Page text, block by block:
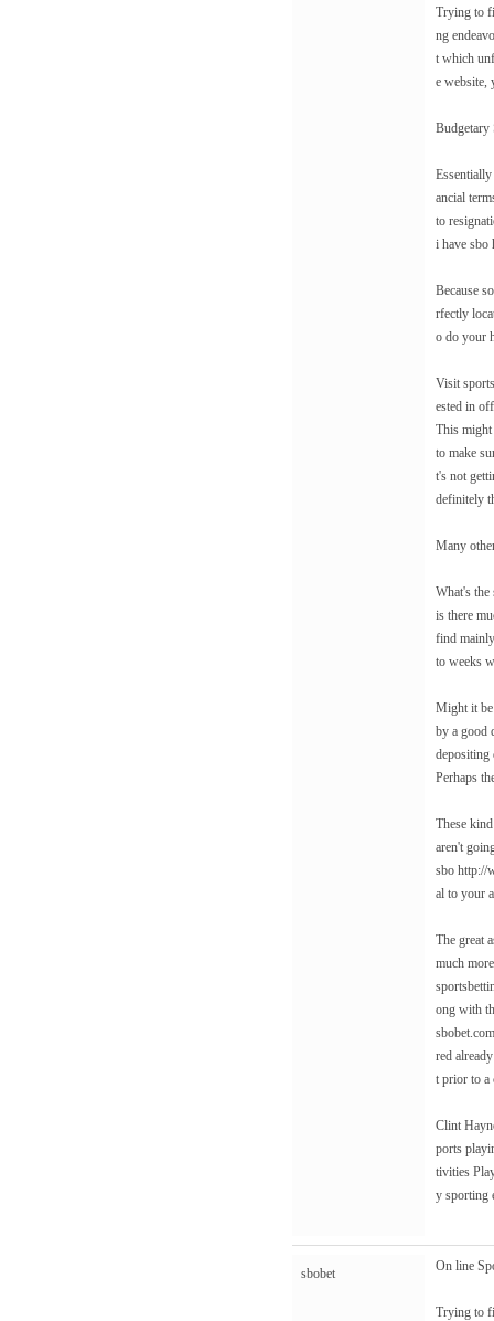
Trying to
ng
t which
e website,
Budgetary
ancial
to
i have sbo
Because
rfectly
o do your
Visit
ested in
This might
to make
t's not
definitely
Many
What's
is there
find
to weeks
Might it be
by a good
depositing
Perhaps
These
aren't
sbo http://
al to your
The great
much
ong with
red
t prior to a
Clint
ports
tivities
y sporting
sbobet On line
Trying to